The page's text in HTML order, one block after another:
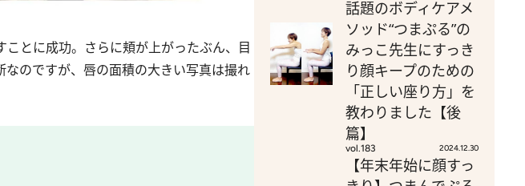
とに成功。さらに頬が上がったぶん、目
のですが、唇の面積の大きい写真は撮れ
話題のボディケアメ
ソッド“つまぷる”の
みっこ先生にすっき
り顔キープのための
「正しい座り方」を
教わりました【後
篇】
vol.183 2024.12.30
【年末年始に顔すっ